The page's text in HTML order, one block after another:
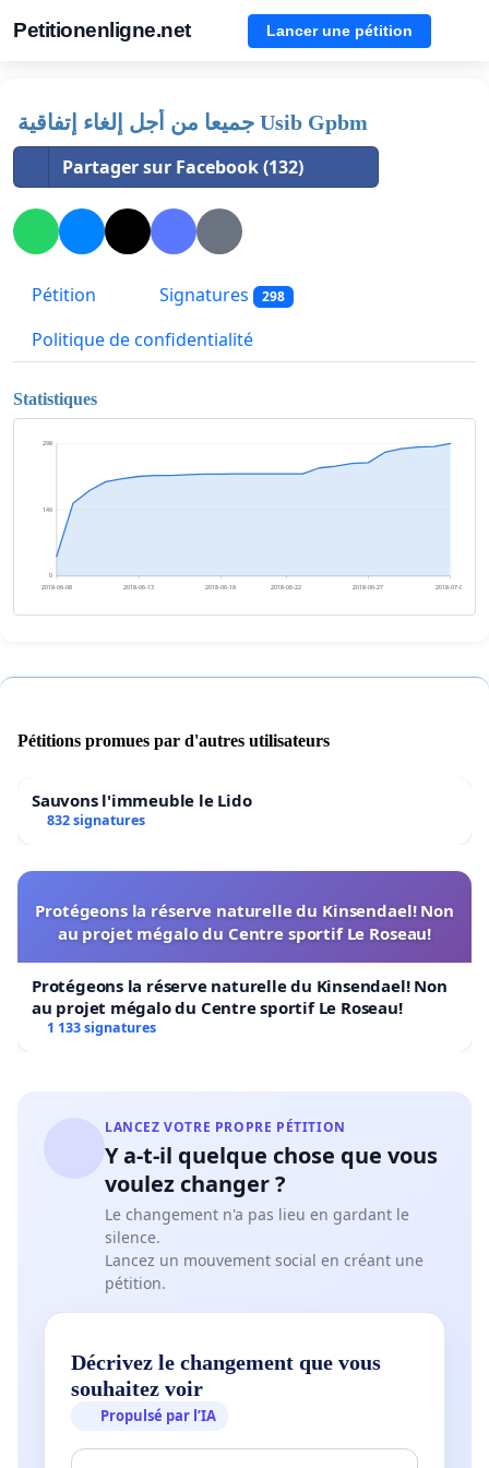
Petitionenligne.net Lancer une pétition
جميعا من أجل إلغاء إتفاقية Usib Gpbm
Partager sur Facebook (132)
Pétition Signatures 298
Politique de confidentialité
Statistiques
0
149
298
2018-06-08 2018-06-13 2018-06-18 2018-06-22 2018-06-27 2018-07-02
Pétitions promues par d'autres utilisateurs
Sauvons l'immeuble le Lido
832 signatures
Protégeons la réserve naturelle du Kinsendael! Non
au projet mégalo du Centre sportif Le Roseau!
Protégeons la réserve naturelle du Kinsendael! Non
au projet mégalo du Centre sportif Le Roseau!
1 133 signatures
LANCEZ VOTRE PROPRE PÉTITION
Y a-t-il quelque chose que vous
voulez changer ?
Le changement n'a pas lieu en gardant le
silence.
Lancez un mouvement social en créant une
pétition.
Décrivez le changement que vous
souhaitez voir
Propulsé par l’IA